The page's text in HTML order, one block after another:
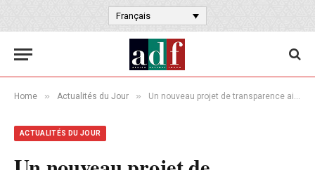
Français
Home » Actualités du Jour » Un nouveau projet de transparence aide le Sénégal à combattre la pêche illégale
ACTUALITÉS DU JOUR